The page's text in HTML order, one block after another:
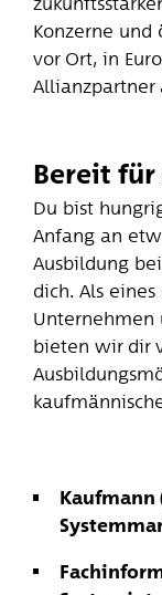
Konzerne und
vor Ort, in
Allianzpartner
Bereit
Du bist
Anfang an
Ausbildung
dich. Als
Unternehmen
bieten wir dir
Kaufmann